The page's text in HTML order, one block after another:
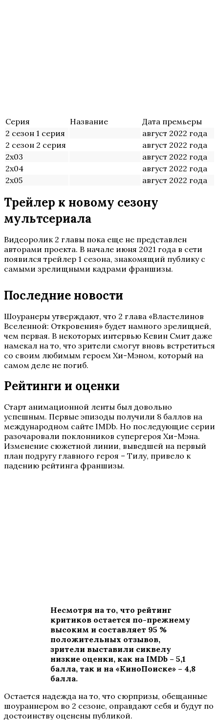
Серия Название
Дата премьеры
2 сезон 1 серия
август 2022 года
2 сезон 2 серия
август 2022 года
2х03
август 2022 года
2х04
август 2022 года
2х05
август 2022 года
Трейлер к новому сезону
мультсериала
Видеоролик 2 главы пока еще не представлен
авторами проекта. В начале июня 2021 года в сети
появился трейлер 1 сезона, знакомящий публику с
самыми зрелищными кадрами франшизы.
Последние новости
Шоуранеры утверждают, что 2 глава «Властелинов
Вселенной: Откровения» будет намного зрелищней,
чем первая. В некоторых интервью Кевин Смит даже
намекал на то, что зрители смогут вновь встретиться
со своим любимым героем Хи-Мэном, который на
самом деле не погиб.
Рейтинги и оценки
Старт анимационной ленты был довольно
успешным. Первые эпизоды получили 8 баллов на
международном сайте IMDb. Но последующие серии
разочаровали поклонников супергероя Хи-Мэна.
Изменение сюжетной линии, выведшей на первый
план подругу главного героя – Тилу, привело к
падению рейтинга франшизы.
Несмотря на то, что рейтинг
критиков остается по-прежнему
высоким и составляет 95 %
положительных отзывов,
зрители выставили сиквелу
низкие оценки, как на IMDb – 5,1
балла, так и на «КиноПоиске» – 4,8
балла.
Остается надежда на то, что сюрпризы, обещанные
шоураннером во 2 сезоне, оправдают себя и будут по
достоинству оценены публикой.